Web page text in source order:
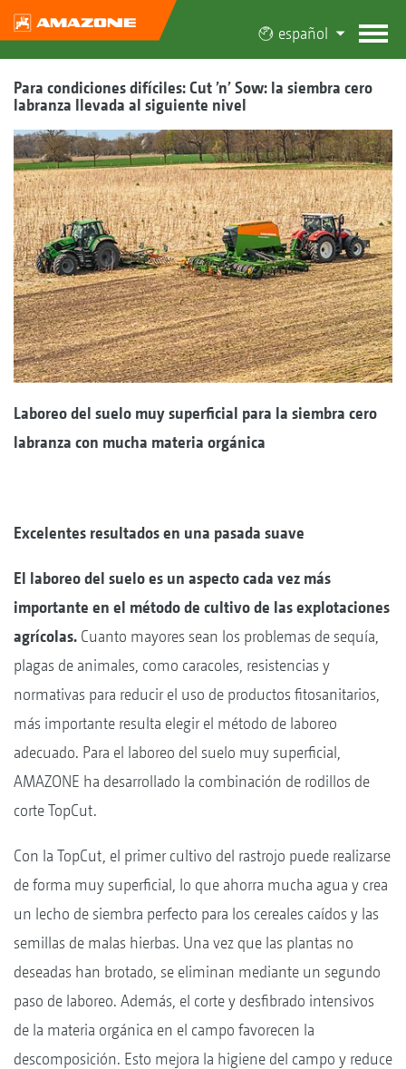
español
Para condiciones difíciles: Cut ’n’ Sow: la siembra cero
labranza llevada al siguiente nivel
Laboreo del suelo muy superficial para la siembra cero
labranza con mucha materia orgánica
Excelentes resultados en una pasada suave
El laboreo del suelo es un aspecto cada vez más
importante en el método de cultivo de las explotaciones
agrícolas. Cuanto mayores sean los problemas de sequía,
plagas de animales, como caracoles, resistencias y
normativas para reducir el uso de productos fitosanitarios,
más importante resulta elegir el método de laboreo
adecuado. Para el laboreo del suelo muy superficial,
AMAZONE ha desarrollado la combinación de rodillos de
corte TopCut.
Con la TopCut, el primer cultivo del rastrojo puede realizarse
de forma muy superficial, lo que ahorra mucha agua y crea
un lecho de siembra perfecto para los cereales caídos y las
semillas de malas hierbas. Una vez que las plantas no
deseadas han brotado, se eliminan mediante un segundo
paso de laboreo. Además, el corte y desfibrado intensivos
de la materia orgánica en el campo favorecen la
descomposición. Esto mejora la higiene del campo y reduce